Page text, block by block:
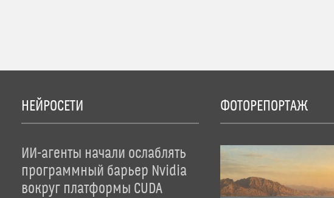
НЕЙРОСЕТИ
ИИ-агенты начали ослаблять
программный барьер Nvidia
вокруг платформы CUDA
ФОТОРЕПОРТАЖ